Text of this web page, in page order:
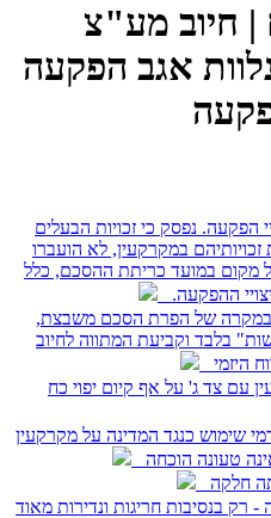
| חיוב מע"צ
אגב הפקעה
הפקעה. נפסק כי זכויות הבעלים
במקרקעין, לא הועברו
מקום במועד כריתת ההסכם, כלל
ההפקעה.
במקרה של הפרת הסכם משבצת,
בלבד וקביעת המתווה לחיוב
היזמי
עם צד ג' על אף קיום יפוי כח
לדמי שימוש כנגד המדינה על מקרקעין
טעונה הוכחה
- רק בנסיבות חריגות ונדירות מאוד